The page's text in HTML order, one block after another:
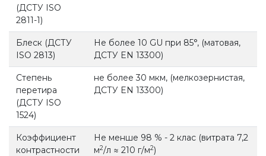
(ДСТУ ISO
2811-1)
Блеск (ДСТУ
ISO 2813)
Не более 10 GU при 85°, (матовая,
ДСТУ EN 13300)
Степень
перетира
(ДСТУ ISO
1524)
не более 30 мкм, (мелкозернистая,
ДСТУ EN 13300)
Коэффициент
контрастности
Не менше 98 % - 2 клас (витрата 7,2
м2/л ≈ 210 г/м2)